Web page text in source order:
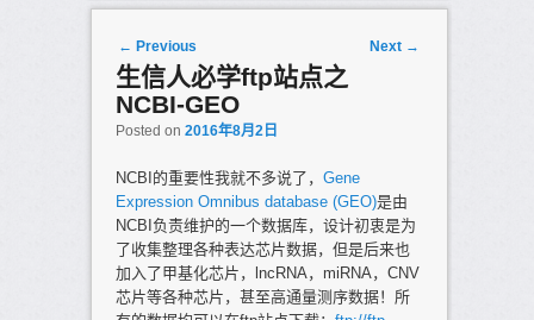
Post navigation
← Previous Next →
生信人必学ftp站点之
NCBI-GEO
Posted on 2016年8月2日
NCBI的重要性我就不多说了， Gene
Expression Omnibus database (GEO)是由
NCBI负责维护的一个数据库，设计初衷是为
了收集整理各种表达芯片数据，但是后来也
加入了甲基化芯片，lncRNA，miRNA，CNV
芯片等各种芯片，甚至高通量测序数据！所